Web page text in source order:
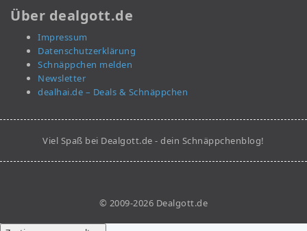
Über dealgott.de
Impressum
Datenschutzerklärung
Schnäppchen melden
Newsletter
dealhai.de – Deals & Schnäppchen
Viel Spaß bei Dealgott.de - dein Schnäppchenblog!
© 2009-2026 Dealgott.de